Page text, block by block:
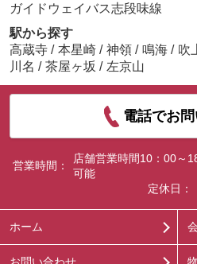
ガイドウェイバス志段味線
駅から探す
高蔵寺 / 本星崎 / 神領 / 鳴海 / 吹
川名 / 茶屋ヶ坂 / 左京山
電話でお
営業時間：
店舗営業時間10：00～
可能
定休日：
ホーム
お問い合わせ